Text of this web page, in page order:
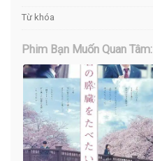
Từ khóa
Phim Bạn Muốn Quan Tâm: